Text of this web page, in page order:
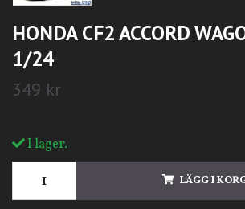
HONDA CF2 ACCORD
1/24
349 kr
I lager.
LÄGG I